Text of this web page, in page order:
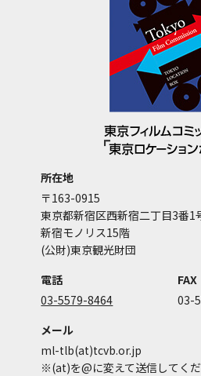
所在地
〒163-0915
東京都新宿区西新宿二丁目3番1
新宿モノリス15階
(公財)東京観光財団
電話
03-5579-8464
FAX
03-
メール
ml-tlb(at)tcvb.or.jp
※(at)を@に変えて送信してくだ